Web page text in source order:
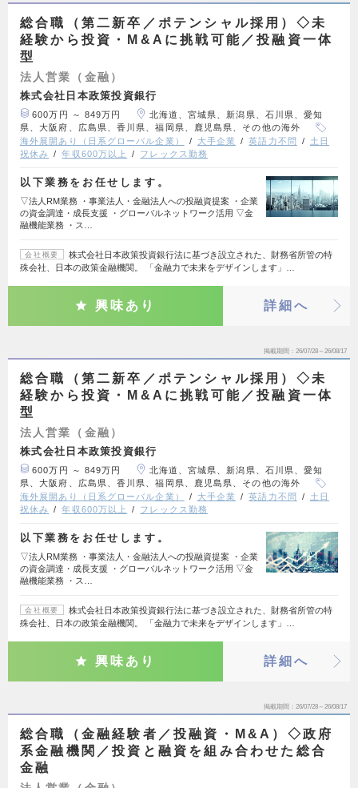
総合職（第二新卒／ポテンシャル採用）◇未
経験から投資・M&Aに挑戦可能／投融資一体
型
法人営業（金融）
株式会社日本政策投資銀行
600万円 ～ 849万円
北海道、宮城県、新潟県、石川県、愛知
県、大阪府、広島県、香川県、福岡県、鹿児島県、その他の海外
海外展開あり（日系グローバル企業）
大手企業 英語力不問
土日
祝休み
年収600万以上 フレックス勤務
以下業務をお任せします。
▽法人RM業務 ・事業法人・金融法人への投融資提案 ・企業
の資金調達・成長支援 ・グローバルネットワーク活用 ▽金
融機能業務 ・ス…
会社概要
株式会社日本政策投資銀行法に基づき設立された、財務省所管の特
殊会社、日本の政策金融機関。 「金融力で未来をデザインします」…
興味あり 詳細へ
掲載期間 26/07/28～26/08/17
総合職（第二新卒／ポテンシャル採用）◇未
経験から投資・M&Aに挑戦可能／投融資一体
型
法人営業（金融）
株式会社日本政策投資銀行
600万円 ～ 849万円
北海道、宮城県、新潟県、石川県、愛知
県、大阪府、広島県、香川県、福岡県、鹿児島県、その他の海外
海外展開あり（日系グローバル企業）
大手企業 英語力不問
土日
祝休み
年収600万以上 フレックス勤務
以下業務をお任せします。
▽法人RM業務 ・事業法人・金融法人への投融資提案 ・企業
の資金調達・成長支援 ・グローバルネットワーク活用 ▽金
融機能業務 ・ス…
会社概要
株式会社日本政策投資銀行法に基づき設立された、財務省所管の特
殊会社、日本の政策金融機関。 「金融力で未来をデザインします」…
興味あり 詳細へ
掲載期間 26/07/28～26/08/17
総合職（金融経験者／投融資・M&A）◇政府
系金融機関／投資と融資を組み合わせた総合
金融